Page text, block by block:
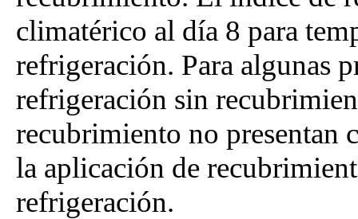
climatérico al día 8 para
refrigeración. Para algunas
refrigeración sin
recubrimiento no presentan
la aplicación de
refrigeración.